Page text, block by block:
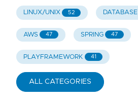
LINUX/UNIX 52 DATABASE
AWS 47 SPRING 47
PLAYFRAMEWORK 41
ALL CATEGORIES